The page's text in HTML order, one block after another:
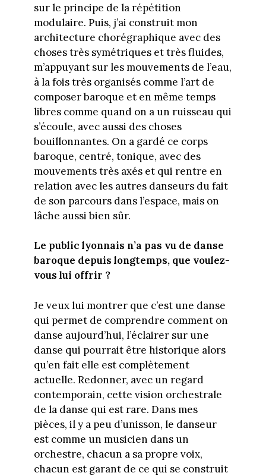
sur le principe de la répétition
modulaire. Puis, j’ai construit mon
architecture chorégraphique avec des
choses très symétriques et très fluides,
m’appuyant sur les mouvements de l’eau,
à la fois très organisés comme l’art de
composer baroque et en même temps
libres comme quand on a un ruisseau qui
s’écoule, avec aussi des choses
bouillonnantes. On a gardé ce corps
baroque, centré, tonique, avec des
mouvements très axés et qui rentre en
relation avec les autres danseurs du fait
de son parcours dans l’espace, mais on
lâche aussi bien sûr.
Le public lyonnais n’a pas vu de danse
baroque depuis longtemps, que voulez-
vous lui offrir ?
Je veux lui montrer que c’est une danse
qui permet de comprendre comment on
danse aujourd’hui, l’éclairer sur une
danse qui pourrait être historique alors
qu’en fait elle est complètement
actuelle. Redonner, avec un regard
contemporain, cette vision orchestrale
de la danse qui est rare. Dans mes
pièces, il y a peu d’unisson, le danseur
est comme un musicien dans un
orchestre, chacun a sa propre voix,
chacun est garant de ce qui se construit